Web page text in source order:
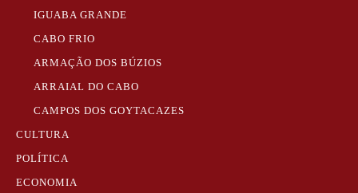
IGUABA GRANDE
CABO FRIO
ARMAÇÃO DOS BÚZIOS
ARRAIAL DO CABO
CAMPOS DOS GOYTACAZES
CULTURA
POLÍTICA
ECONOMIA